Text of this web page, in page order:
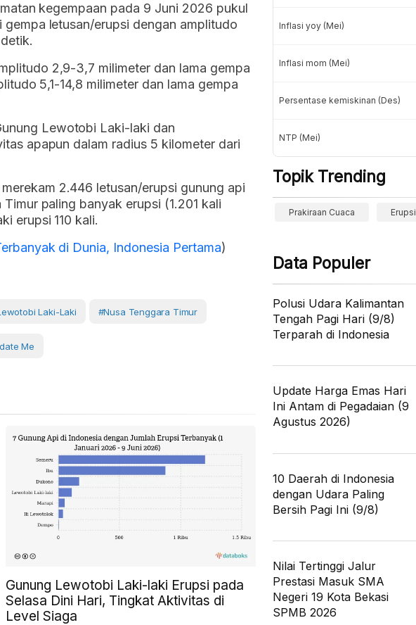
kegempaan pada 9 Juni 2026 pukul
letusan/erupsi dengan amplitudo
2,9-3,7 milimeter dan lama gempa
5,1-14,8 milimeter dan lama gempa
Lewotobi Laki-laki dan
apapun dalam radius 5 kilometer dari
2.446 letusan/erupsi gunung api
paling banyak erupsi (1.201 kali
erupsi 110 kali.
di Dunia, Indonesia Pertama)
Laki-Laki #Nusa Tenggara Timur
Me
Gunung Lewotobi Laki-laki Erupsi pada
Selasa Dini Hari, Tingkat Aktivitas di
Level Siaga
Inflasi yoy (Mei)
Inflasi mom (Mei)
Persentase kemiskinan (Des)
NTP (Mei)
Topik Trending
Prakiraan Cuaca Erupsi
Data Populer
Polusi Udara Kalimantan
Tengah Pagi Hari (9/8)
Terparah di Indonesia
Update Harga Emas Hari
Ini Antam di Pegadaian (9
Agustus 2026)
10 Daerah di Indonesia
dengan Udara Paling
Bersih Pagi Ini (9/8)
Nilai Tertinggi Jalur
Prestasi Masuk SMA
Negeri 19 Kota Bekasi
SPMB 2026